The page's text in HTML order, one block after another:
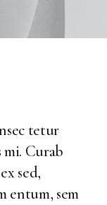
tetur
mi. Curab
sed,
entum, sem